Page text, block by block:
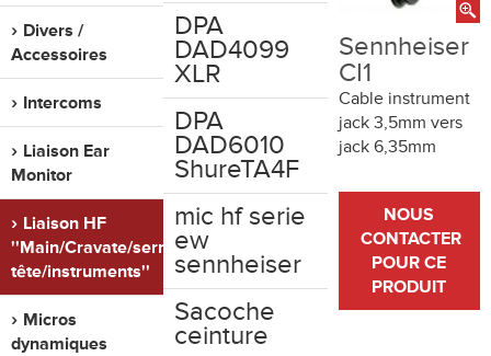
OCCASION
CONTACT
Divers /
Accessoires
Intercoms
Liaison Ear
Monitor
Liaison HF
''Main/Cravate/serre
tête/instruments''
Micros
dynamiques
DPA
DAD4099
XLR
DPA
DAD6010
ShureTA4F
mic hf serie
ew
sennheiser
Sacoche
ceinture
Sennheiser
CI1
Cable instrument
jack 3,5mm vers
jack 6,35mm
NOUS
CONTACTER
POUR CE
PRODUIT